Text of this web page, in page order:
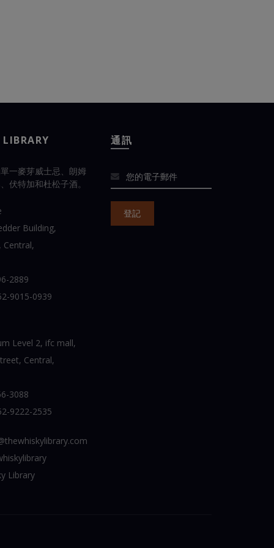
一麥芽威士忌、朗姆
伏特加和杜松子酒。
Building,
Central,
2889
9015-0939
Level 2, ifc mall,
Central,
3088
9222-2535
Library
通訊